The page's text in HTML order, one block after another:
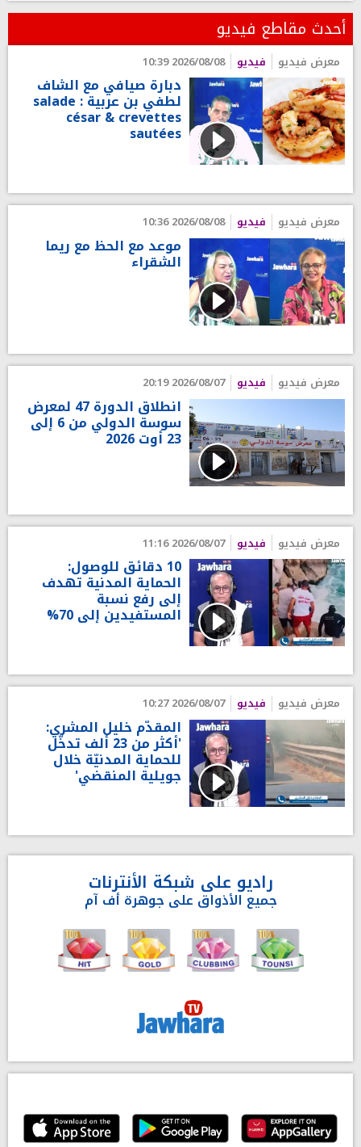
أحدث مقاطع فيديو
معرض فيديو فيديو 2026/08/08 10:39
دبارة صيافي مع الشاف
لطفي بن عربية : salade
césar & crevettes
sautées
معرض فيديو فيديو 2026/08/08 10:36
موعد مع الحظ مع ريما
الشقراء
معرض فيديو فيديو 2026/08/07 20:19
انطلاق الدورة 47 لمعرض
سوسة الدولي من 6 إلى
23 أوت 2026
معرض فيديو فيديو 2026/08/07 11:16
10 دقائق للوصول:
الحماية المدنية تهدف
إلى رفع نسبة
المستفيدين إلى 70%
معرض فيديو فيديو 2026/08/07 10:27
المقدّم خليل المشري:
'أكثر من 23 ألف تدخّل
للحماية المدنيّة خلال
جويلية المنقضي'
راديو على شبكة الأنترنات
جميع الأذواق على جوهرة أف آم